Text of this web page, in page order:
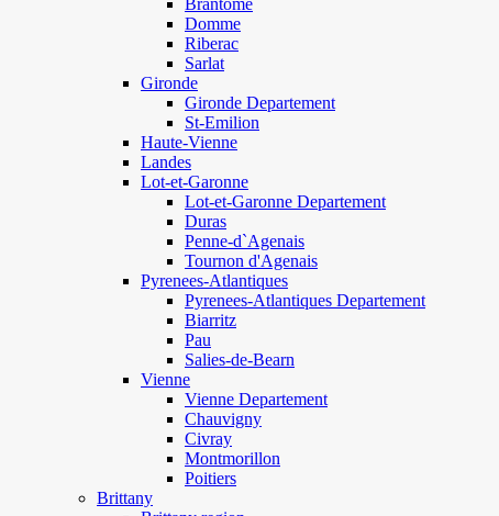
Brantome
Domme
Riberac
Sarlat
Gironde
Gironde Departement
St-Emilion
Haute-Vienne
Landes
Lot-et-Garonne
Lot-et-Garonne Departement
Duras
Penne-d`Agenais
Tournon d'Agenais
Pyrenees-Atlantiques
Pyrenees-Atlantiques Departement
Biarritz
Pau
Salies-de-Bearn
Vienne
Vienne Departement
Chauvigny
Civray
Montmorillon
Poitiers
Brittany